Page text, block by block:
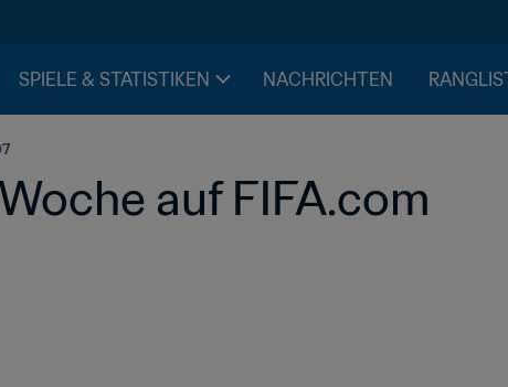
SPIELE & STATISTIKEN NACHRICHTEN
auf FIFA.com